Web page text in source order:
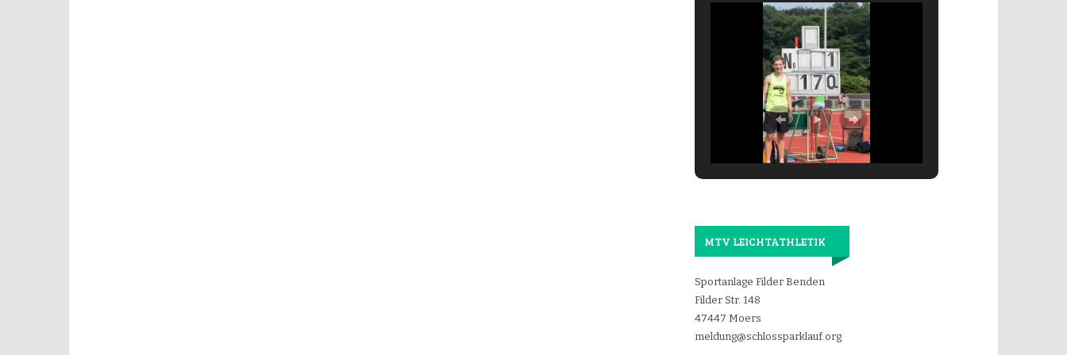
MTV LEICHTATHLETIK
Sportanlage Filder Benden
Filder Str. 148
47447 Moers
meldung@schlossparklauf.org